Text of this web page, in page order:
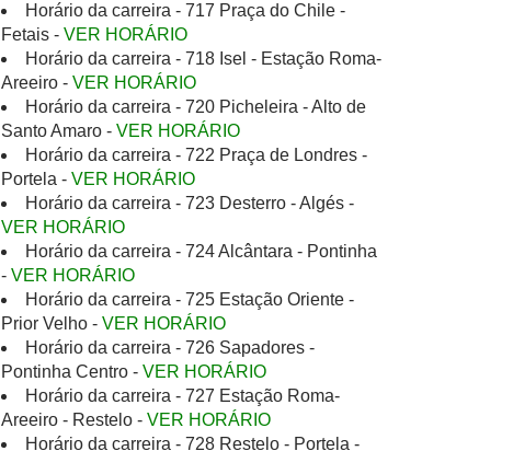
Horário da carreira - 717 Praça do Chile -
Fetais - VER HORÁRIO
Horário da carreira - 718 Isel - Estação Roma-
Areeiro - VER HORÁRIO
Horário da carreira - 720 Picheleira - Alto de
Santo Amaro - VER HORÁRIO
Horário da carreira - 722 Praça de Londres -
Portela - VER HORÁRIO
Horário da carreira - 723 Desterro - Algés -
VER HORÁRIO
Horário da carreira - 724 Alcântara - Pontinha
- VER HORÁRIO
Horário da carreira - 725 Estação Oriente -
Prior Velho - VER HORÁRIO
Horário da carreira - 726 Sapadores -
Pontinha Centro - VER HORÁRIO
Horário da carreira - 727 Estação Roma-
Areeiro - Restelo - VER HORÁRIO
Horário da carreira - 728 Restelo - Portela -